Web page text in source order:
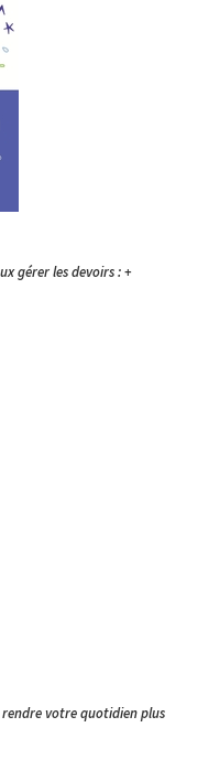
gérer les devoirs : +
rendre votre quotidien plus